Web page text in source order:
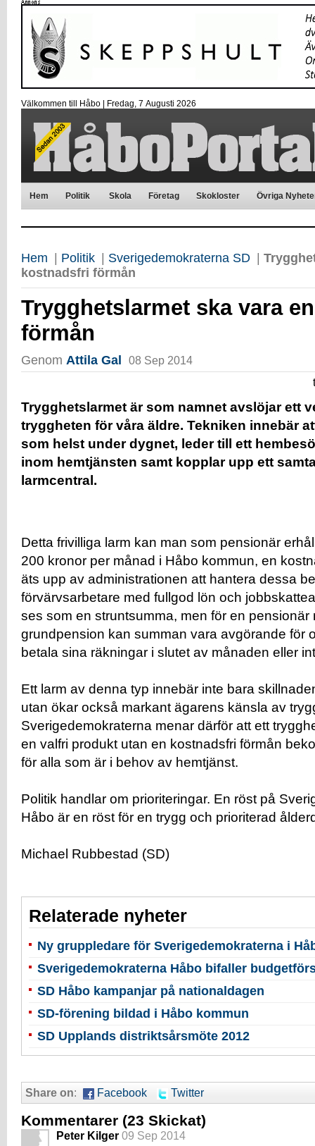
Välkommen till Håbo | Fredag, 7 Αugusti 2026
Hem Politik Skola Företag Skokloster Övriga
Hem Politik Sverigedemokraterna SD
kostnadsfri förmån
Trygghetslarmet ska vara
förmån
Genom Attila Gal
08 Sep 2014
Trygghetslarmet är som namnet avslöjar ett
tryggheten för våra äldre. Tekniken innebär
som helst under dygnet, leder till ett
inom hemtjänsten samt kopplar upp ett
larmcentral.
Detta frivilliga larm kan man som pensionär
200 kronor per månad i Håbo kommun, en
äts upp av administrationen att hantera dessa
förvärvsarbetare med fullgod lön och
ses som en struntsumma, men för en pensionär
grundpension kan summan vara avgörande för
betala sina räkningar i slutet av månaden eller
Ett larm av denna typ innebär inte bara
utan ökar också markant ägarens känsla av
Sverigedemokraterna menar därför att ett
en valfri produkt utan en kostnadsfri förmån
för alla som är i behov av hemtjänst.
Politik handlar om prioriteringar. En röst på
Håbo är en röst för en trygg och prioriterad
Michael Rubbestad (SD)
Relaterade nyheter
Ny gruppledare för Sverigedemokraterna i
Sverigedemokraterna Håbo bifaller
SD Håbo kampanjar på nationaldagen
SD-förening bildad i Håbo kommun
SD Upplands distriktsårsmöte 2012
Share on: Facebook Twitter
Kommentarer (23 Skickat)
Peter Kilger 09 Sep 2014